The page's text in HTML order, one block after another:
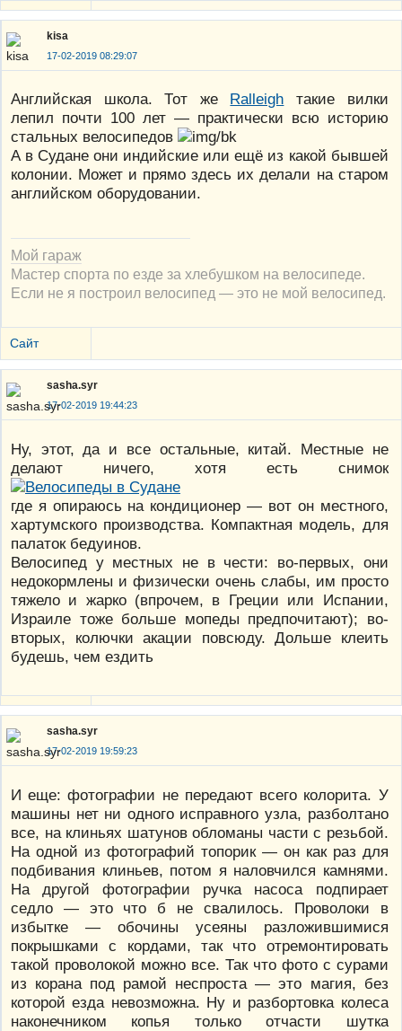
kisa
17-02-2019 08:29:07
Английская школа. Тот же Ralleigh такие вилки
лепил почти 100 лет — практически всю историю
стальных велосипедов
А в Судане они индийские или ещё из какой бывшей
колонии. Может и прямо здесь их делали на старом
английском оборудовании.
Мой гараж
Мастер спорта по езде за хлебушком на велосипеде.
Если не я построил велосипед — это не мой велосипед.
Сайт
sasha.syr
17-02-2019 19:44:23
Ну, этот, да и все остальные, китай. Местные не
делают ничего, хотя есть снимок
где я опираюсь на кондиционер — вот он местного,
хартумского производства. Компактная модель, для
палаток бедуинов.
Велосипед у местных не в чести: во-первых, они
недокормлены и физически очень слабы, им просто
тяжело и жарко (впрочем, в Греции или Испании,
Израиле тоже больше мопеды предпочитают); во-
вторых, колючки акации повсюду. Дольше клеить
будешь, чем ездить
sasha.syr
17-02-2019 19:59:23
И еще: фотографии не передают всего колорита. У
машины нет ни одного исправного узла, разболтано
все, на клиньях шатунов обломаны части с резьбой.
На одной из фотографий топорик — он как раз для
подбивания клиньев, потом я наловчился камнями.
На другой фотографии ручка насоса подпирает
седло — это что б не свалилось. Проволоки в
избытке — обочины усеяны разложившимися
покрышками с кордами, так что отремонтировать
такой проволокой можно все. Так что фото с сурами
из корана под рамой неспроста — это магия, без
которой езда невозможна. Ну и разбортовка колеса
наконечником копья только отчасти шутка